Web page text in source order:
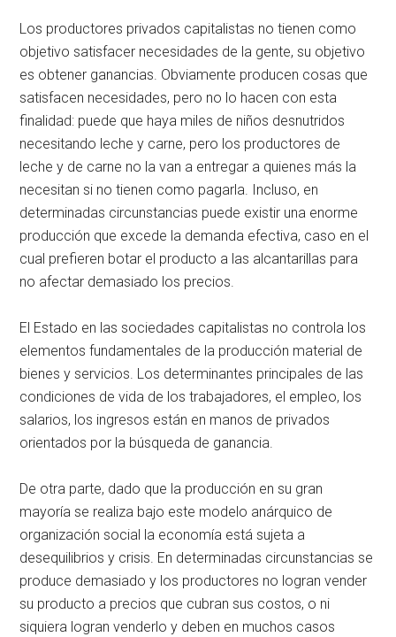
Los productores privados capitalistas no tienen como
objetivo satisfacer necesidades de la gente, su objetivo
es obtener ganancias. Obviamente producen cosas que
satisfacen necesidades, pero no lo hacen con esta
finalidad: puede que haya miles de niños desnutridos
necesitando leche y carne, pero los productores de
leche y de carne no la van a entregar a quienes más la
necesitan si no tienen como pagarla. Incluso, en
determinadas circunstancias puede existir una enorme
producción que excede la demanda efectiva, caso en el
cual prefieren botar el producto a las alcantarillas para
no afectar demasiado los precios.
El Estado en las sociedades capitalistas no controla los
elementos fundamentales de la producción material de
bienes y servicios. Los determinantes principales de las
condiciones de vida de los trabajadores, el empleo, los
salarios, los ingresos están en manos de privados
orientados por la búsqueda de ganancia.
De otra parte, dado que la producción en su gran
mayoría se realiza bajo este modelo anárquico de
organización social la economía está sujeta a
desequilibrios y crisis. En determinadas circunstancias se
produce demasiado y los productores no logran vender
su producto a precios que cubran sus costos, o ni
siquiera logran venderlo y deben en muchos casos